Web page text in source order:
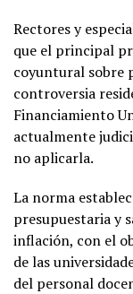
Rectores y
que el principal
coyuntural sobre
controversia
Financiamiento
actualmente
no aplicarla.
La norma
presupuestaria y
inflación, con el
de las
del personal